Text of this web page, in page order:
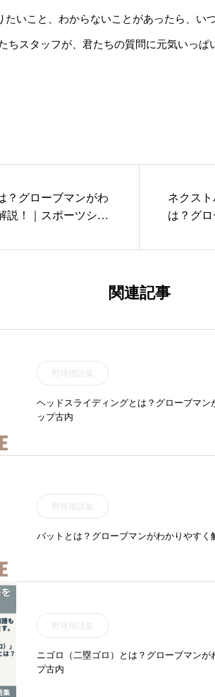
たいこと、わからないことがあったら、い
ちスタッフが、君たちの質問に元気いっぱ
？グローブマンがわ
説！｜スポーツショ
ネクス
は？グ
関連記事
野球用語集
ヘッドスライディングとは？グローブマン
ップ古内
野球用語集
バットとは？グローブマンがわかりやすく
野球用語集
ニゴロ（二塁ゴロ）とは？グローブマン
プ古内